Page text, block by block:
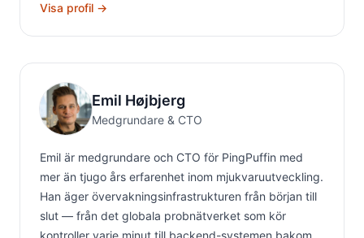
Visa profil →
Emil Højbjerg
Medgrundare & CTO
Emil är medgrundare och CTO för PingPuffin med
mer än tjugo års erfarenhet inom mjukvaruutveckling.
Han äger övervakningsinfrastrukturen från början till
slut — från det globala probnätverket som kör
kontroller varje minut till backend-systemen bakom